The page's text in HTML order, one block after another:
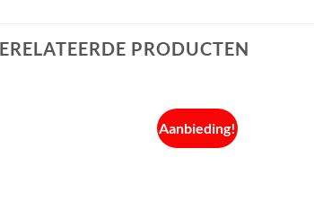
PRODUCTEN
Aanbieding!